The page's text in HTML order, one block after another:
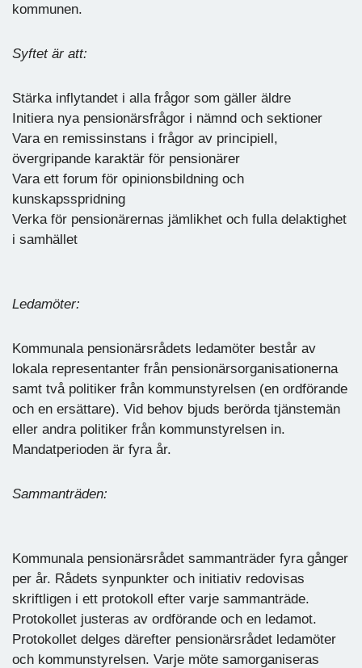
kommunen.
Syftet är att:
Stärka inflytandet i alla frågor som gäller äldre
Initiera nya pensionärsfrågor i nämnd och sektioner
Vara en remissinstans i frågor av principiell,
övergripande karaktär för pensionärer
Vara ett forum för opinionsbildning och
kunskapsspridning
Verka för pensionärernas jämlikhet och fulla delaktighet
i samhället
Ledamöter:
Kommunala pensionärsrådets ledamöter består av
lokala representanter från pensionärsorganisationerna
samt två politiker från kommunstyrelsen (en ordförande
och en ersättare). Vid behov bjuds berörda tjänstemän
eller andra politiker från kommunstyrelsen in.
Mandatperioden är fyra år.
Sammanträden:
Kommunala pensionärsrådet sammanträder fyra gånger
per år. Rådets synpunkter och initiativ redovisas
skriftligen i ett protokoll efter varje sammanträde.
Protokollet justeras av ordförande och en ledamot.
Protokollet delges därefter pensionärsrådet ledamöter
och kommunstyrelsen. Varje möte samorganiseras